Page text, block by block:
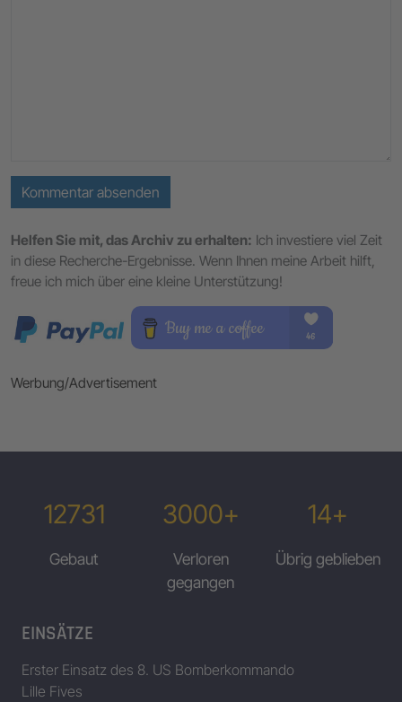
Kommentar absenden
Helfen Sie mit, das Archiv zu erhalten: Ich investiere viel Zeit
in diese Recherche-Ergebnisse. Wenn Ihnen meine Arbeit hilft,
freue ich mich über eine kleine Unterstützung!
Werbung/Advertisement
12731
Gebaut
3000+
Verloren
gegangen
14+
Übrig geblieben
EINSÄTZE
Erster Einsatz des 8. US Bomberkommando
Lille Fives